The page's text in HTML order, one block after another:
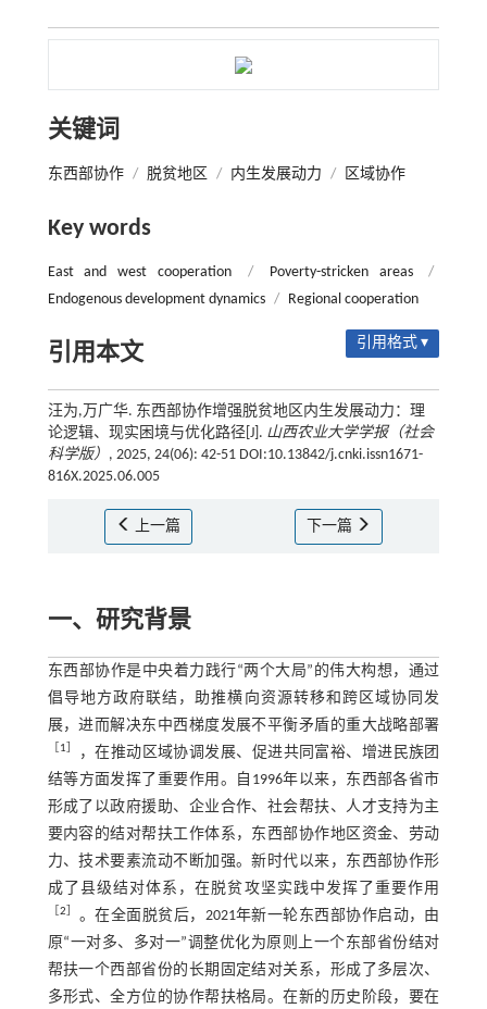
关键词
东西部协作 / 脱贫地区 / 内生发展动力 / 区域协作
Key words
East and west cooperation / Poverty-stricken areas
/
Endogenous development dynamics / Regional cooperation
引用本文 引用格式 ▾
汪为,万广华. 东西部协作增强脱贫地区内生发展动力：理
论逻辑、现实困境与优化路径[J]. 山西农业大学学报（社会
科学版） , 2025, 24(06): 42-51 DOI:10.13842/j.cnki.issn1671-
816X.2025.06.005
上一篇 下一篇
一、研究背景
东西部协作是中央着力践行“两个大局”的伟大构想，通过
倡导地方政府联结，助推横向资源转移和跨区域协同发
展，进而解决东中西梯度发展不平衡矛盾的重大战略部署
1
，在推动区域协调发展、促进共同富裕、增进民族团
结等方面发挥了重要作用。自1996年以来，东西部各省市
形成了以政府援助、企业合作、社会帮扶、人才支持为主
要内容的结对帮扶工作体系，东西部协作地区资金、劳动
力、技术要素流动不断加强。新时代以来，东西部协作形
成了县级结对体系，在脱贫攻坚实践中发挥了重要作用
［2
。在全面脱贫后，2021年新一轮东西部协作启动，由
原“一对多、多对一”调整优化为原则上一个东部省份结对
帮扶一个西部省份的长期固定结对关系，形成了多层次、
多形式、全方位的协作帮扶格局。在新的历史阶段，要在